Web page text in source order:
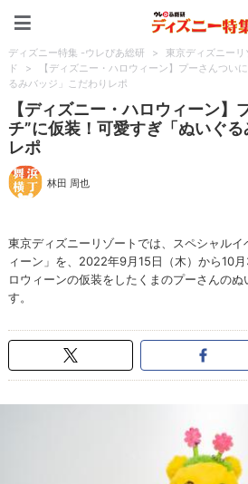
ディズニー特集 -ウレぴあ総研 > 東京ディズニーリ
ド
>
【ディズニー・ハロウィーン】プーさんつい
るみバッジ」こだわりレポ
【ディズニー・ハロウィーン】
チ”に仮装！可愛すぎ「ぬいぐ
レポ
林田 周也
東京ディズニーリゾートでは、スペシャル
ィーン」を、2022年9月15日（木）から10
ロウィーンの仮装をしたくまのプーさんの
す。